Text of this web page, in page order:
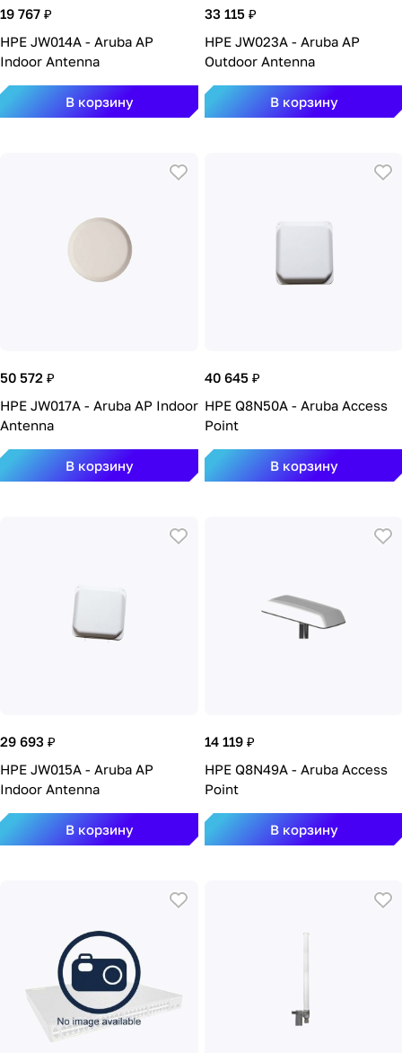
19 767 ₽
HPE JW014A - Aruba AP
Indoor Antenna
В корзину
33 115 ₽
HPE JW023A - Aruba AP
Outdoor Antenna
В корзину
50 572 ₽
HPE JW017A - Aruba AP Indoor
Antenna
В корзину
40 645 ₽
HPE Q8N50A - Aruba Access
Point
В корзину
29 693 ₽
HPE JW015A - Aruba AP
Indoor Antenna
В корзину
14 119 ₽
HPE Q8N49A - Aruba Access
Point
В корзину